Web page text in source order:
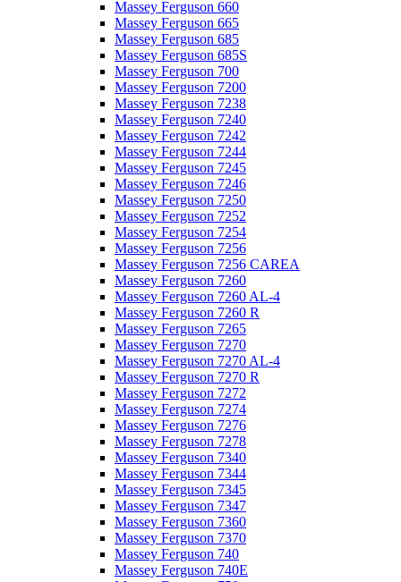
Massey Ferguson 660
Massey Ferguson 665
Massey Ferguson 685
Massey Ferguson 685S
Massey Ferguson 700
Massey Ferguson 7200
Massey Ferguson 7238
Massey Ferguson 7240
Massey Ferguson 7242
Massey Ferguson 7244
Massey Ferguson 7245
Massey Ferguson 7246
Massey Ferguson 7250
Massey Ferguson 7252
Massey Ferguson 7254
Massey Ferguson 7256
Massey Ferguson 7256 CAREA
Massey Ferguson 7260
Massey Ferguson 7260 AL-4
Massey Ferguson 7260 R
Massey Ferguson 7265
Massey Ferguson 7270
Massey Ferguson 7270 AL-4
Massey Ferguson 7270 R
Massey Ferguson 7272
Massey Ferguson 7274
Massey Ferguson 7276
Massey Ferguson 7278
Massey Ferguson 7340
Massey Ferguson 7344
Massey Ferguson 7345
Massey Ferguson 7347
Massey Ferguson 7360
Massey Ferguson 7370
Massey Ferguson 740
Massey Ferguson 740E